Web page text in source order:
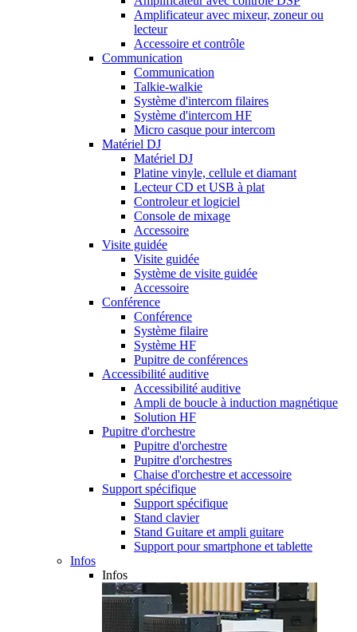
Amplificateur avec mixeur, zoneur ou
lecteur
Accessoire et contrôle
Communication
Communication
Talkie-walkie
Système d'intercom filaires
Système d'intercom HF
Micro casque pour intercom
Matériel DJ
Matériel DJ
Platine vinyle, cellule et diamant
Lecteur CD et USB à plat
Controleur et logiciel
Console de mixage
Accessoire
Visite guidée
Visite guidée
Système de visite guidée
Accessoire
Conférence
Conférence
Système filaire
Système HF
Pupitre de conférences
Accessibilité auditive
Accessibilité auditive
Ampli de boucle à induction magnétique
Solution HF
Pupitre d'orchestre
Pupitre d'orchestre
Pupitre d'orchestres
Chaise d'orchestre et accessoire
Support spécifique
Support spécifique
Stand clavier
Stand Guitare et ampli guitare
Support pour smartphone et tablette
Infos
Infos